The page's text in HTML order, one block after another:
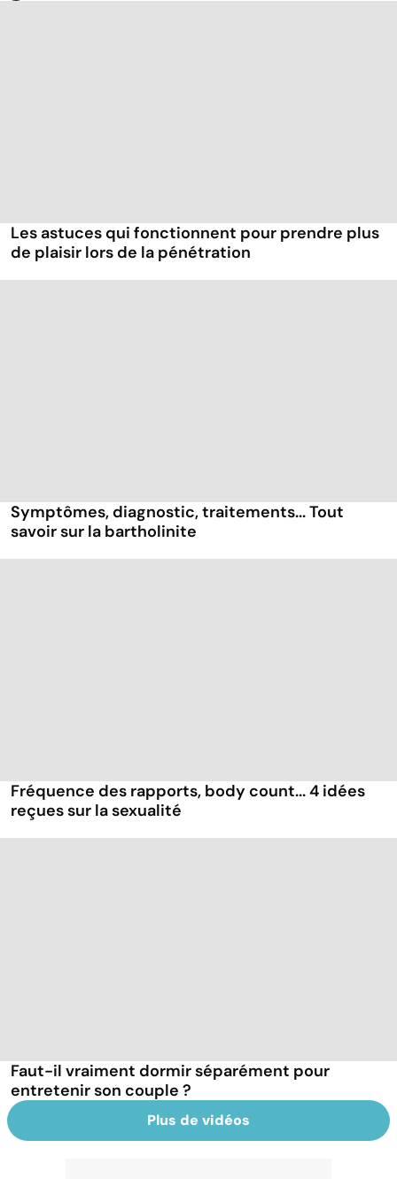
Les astuces qui fonctionnent pour prendre plus
de plaisir lors de la pénétration
Symptômes, diagnostic, traitements... Tout
savoir sur la bartholinite
Fréquence des rapports, body count... 4 idées
reçues sur la sexualité
Faut-il vraiment dormir séparément pour
entretenir son couple ?
Plus de vidéos